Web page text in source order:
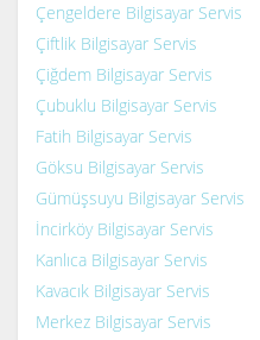
Çengeldere Bilgisayar Servis
Çiftlik Bilgisayar Servis
Çiğdem Bilgisayar Servis
Çubuklu Bilgisayar Servis
Fatih Bilgisayar Servis
Göksu Bilgisayar Servis
Gümüşsuyu Bilgisayar Servis
İncirköy Bilgisayar Servis
Kanlıca Bilgisayar Servis
Kavacık Bilgisayar Servis
Merkez Bilgisayar Servis